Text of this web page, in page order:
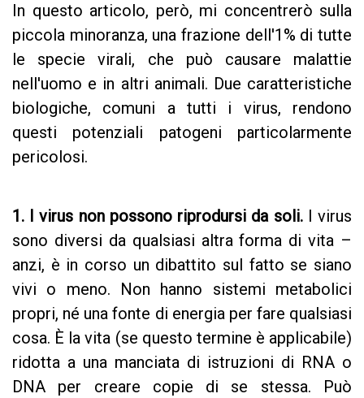
In questo articolo, però, mi concentrerò sulla
piccola minoranza, una frazione dell'1% di tutte
le specie virali, che può causare malattie
nell'uomo e in altri animali. Due caratteristiche
biologiche, comuni a tutti i virus, rendono
questi potenziali patogeni particolarmente
pericolosi.
1. I virus non possono riprodursi da soli.I virus
sono diversi da qualsiasi altra forma di vita –
anzi, è in corso un dibattito sul fatto se siano
vivi o meno. Non hanno sistemi metabolici
propri, né una fonte di energia per fare qualsiasi
cosa. È la vita (se questo termine è applicabile)
ridotta a una manciata di istruzioni di RNA o
DNA per creare copie di se stessa. Può